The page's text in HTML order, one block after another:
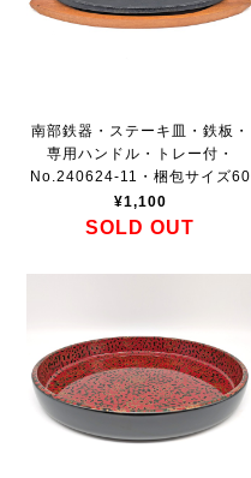
南部鉄器・ステーキ皿・鉄板・
専用ハンドル・トレー付・
No.240624-11・梱包サイズ60
¥1,100
SOLD OUT